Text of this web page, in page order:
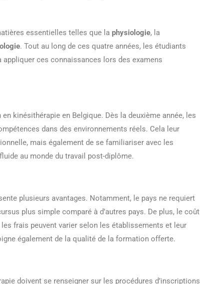
essentielles telles que la physiologie, la
. Tout au long de ces quatre années, les étudiants
ces connaissances lors des examens
kinésithérapie en Belgique. Dès la deuxième année, les
dans des environnements réels. Cela leur
mais également de se familiariser avec les
au monde du travail post-diplôme.
plusieurs avantages. Notamment, le pays ne requiert
plus simple comparé à d’autres pays. De plus, le coût
frais peuvent varier selon les établissements et leur
également de la qualité de la formation offerte.
doivent se renseigner sur les procédures d’inscriptions